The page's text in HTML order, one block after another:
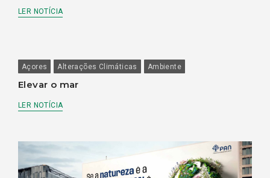
LER NOTÍCIA
Açores Alterações Climáticas Ambiente
Elevar o mar
LER NOTÍCIA